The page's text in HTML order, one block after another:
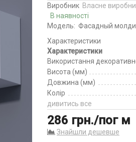
Виробник Власне
В наявності
Модель: Фасадный
Характеристики
Характеристики
Використання
Висота (мм)
Довжина (мм)
Колір
дивитись все
286 грн./пог м
Знайшли дешевше